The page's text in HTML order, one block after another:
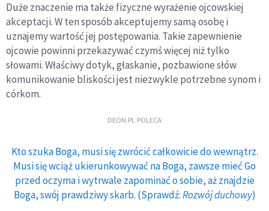
Duże znaczenie ma także fizyczne wyrażenie ojcowskiej
akceptacji. W ten sposób akceptujemy samą osobę i
uznajemy wartość jej postępowania. Takie zapewnienie
ojcowie powinni przekazywać czymś więcej niż tylko
słowami. Właściwy dotyk, głaskanie, pozbawione słów
komunikowanie bliskości jest niezwykle potrzebne synom i
córkom.
DEON.PL POLECA
Kto szuka Boga, musi się zwrócić całkowicie do wewnątrz.
Musi się wciąż ukierunkowywać na Boga, zawsze mieć Go
przed oczyma i wytrwale zapominać o sobie, aż znajdzie
Boga, swój prawdziwy skarb. (Sprawdź:Rozwój duchowy)